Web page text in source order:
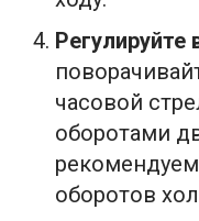
Регулируйте
часовой
оборотами
оборотов